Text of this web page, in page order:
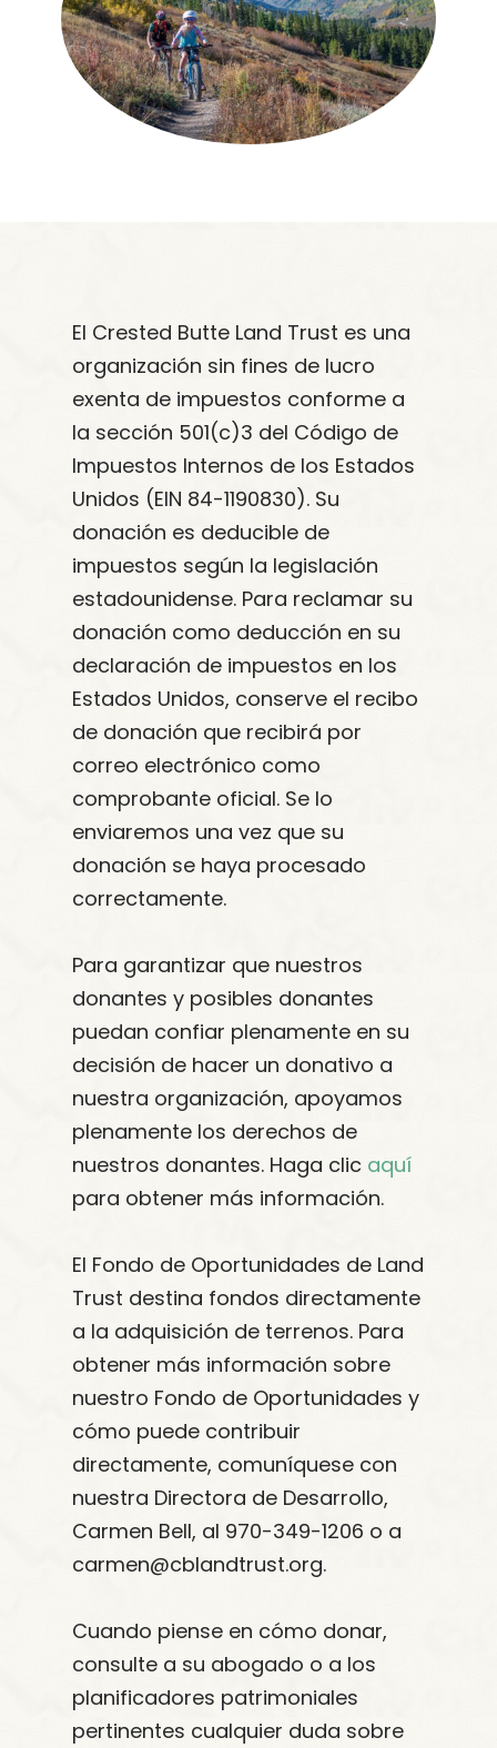
El Crested Butte Land Trust es una
organización sin fines de lucro
exenta de impuestos conforme a
la sección 501(c)3 del Código de
Impuestos Internos de los Estados
Unidos (EIN 84-1190830). Su
donación es deducible de
impuestos según la legislación
estadounidense. Para reclamar su
donación como deducción en su
declaración de impuestos en los
Estados Unidos, conserve el recibo
de donación que recibirá por
correo electrónico como
comprobante oficial. Se lo
enviaremos una vez que su
donación se haya procesado
correctamente.
Para garantizar que nuestros
donantes y posibles donantes
puedan confiar plenamente en su
decisión de hacer un donativo a
nuestra organización, apoyamos
plenamente los derechos de
nuestros donantes. Haga clic aquí
para obtener más información.
El Fondo de Oportunidades de Land
Trust destina fondos directamente
a la adquisición de terrenos. Para
obtener más información sobre
nuestro Fondo de Oportunidades y
cómo puede contribuir
directamente, comuníquese con
nuestra Directora de Desarrollo,
Carmen Bell, al 970-349-1206 o a
carmen@cblandtrust.org.
Cuando piense en cómo donar,
consulte a su abogado o a los
planificadores patrimoniales
pertinentes cualquier duda sobre